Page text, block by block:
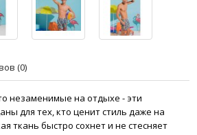
(0)
незаменимые на отдыхе - эти
для тех, кто ценит стиль даже на
ткань быстро сохнет и не стесняет